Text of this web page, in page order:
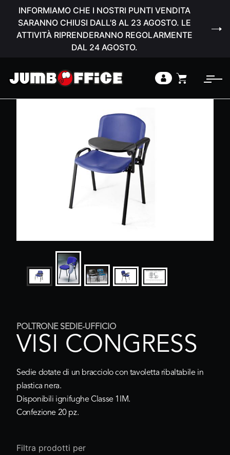
INFORMIAMO CHE I NOSTRI PUNTI VENDITA
SARANNO CHIUSI DALL'8 AL 23 AGOSTO. LE
ATTIVITÀ RIPRENDERANNO REGOLARMENTE
DAL 24 AGOSTO.
POLTRONE SEDIE-UFFICIO
VISI CONGRESS
Sedie dotate di un bracciolo con tavoletta ribaltabile in
plastica nera.
Disponibili ignifughe Classe 1IM.
Confezione 20 pz.
Filtra prodotti per